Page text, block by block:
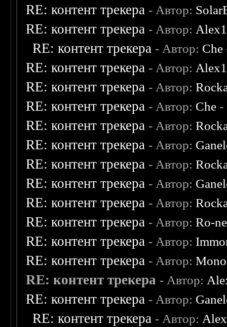
RE: контент трекера - Автор:
RE: контент трекера - Автор:
RE: контент трекера - Автор: Che
RE: контент трекера - Автор:
RE: контент трекера - Автор:
RE: контент трекера - Автор: Che -
RE: контент трекера - Автор:
RE: контент трекера - Автор:
RE: контент трекера - Автор:
RE: контент трекера - Автор:
RE: контент трекера - Автор:
RE: контент трекера - Автор:Ro-
RE: контент трекера - Автор:
RE: контент трекера - Автор:
RE: контент трекера - Автор:
RE: контент трекера - Автор:
RE: контент трекера - Автор: